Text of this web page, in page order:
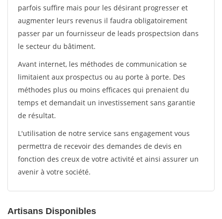
parfois suffire mais pour les désirant progresser et
augmenter leurs revenus il faudra obligatoirement
passer par un fournisseur de leads prospectsion dans
le secteur du bâtiment.
Avant internet, les méthodes de communication se
limitaient aux prospectus ou au porte à porte. Des
méthodes plus ou moins efficaces qui prenaient du
temps et demandait un investissement sans garantie
de résultat.
L'utilisation de notre service sans engagement vous
permettra de recevoir des demandes de devis en
fonction des creux de votre activité et ainsi assurer un
avenir à votre société.
Artisans Disponibles